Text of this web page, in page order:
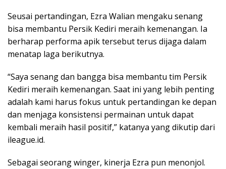
Seusai pertandingan, Ezra Walian mengaku senang
bisa membantu Persik Kediri meraih kemenangan. Ia
berharap performa apik tersebut terus dijaga dalam
menatap laga berikutnya.
“Saya senang dan bangga bisa membantu tim Persik
Kediri meraih kemenangan. Saat ini yang lebih penting
adalah kami harus fokus untuk pertandingan ke depan
dan menjaga konsistensi permainan untuk dapat
kembali meraih hasil positif,” katanya yang dikutip dari
ileague.id.
Sebagai seorang winger, kinerja Ezra pun menonjol.